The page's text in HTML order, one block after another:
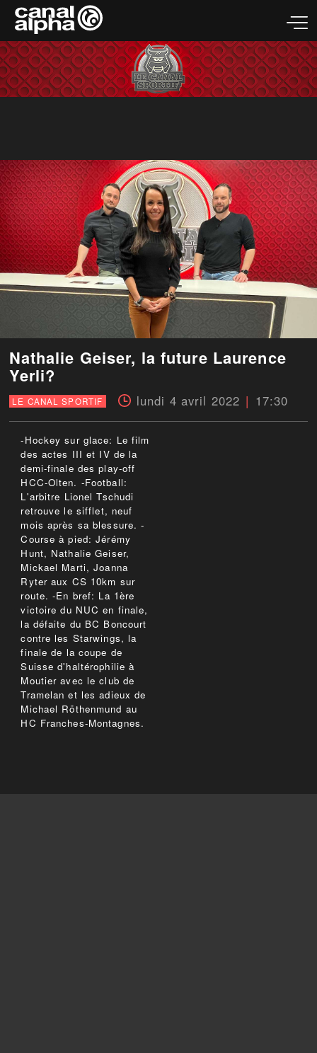
Nathalie Geiser, la future Laurence
Yerli?
LE CANAL SPORTIF lundi 4 avril 2022 17:30
-Hockey sur glace: Le film
des actes III et IV de la
demi-finale des play-off
HCC-Olten. -Football:
L'arbitre Lionel Tschudi
retrouve le sifflet, neuf
mois après sa blessure. -
Course à pied: Jérémy
Hunt, Nathalie Geiser,
Mickael Marti, Joanna
Ryter aux CS 10km sur
route. -En bref: La 1ère
victoire du NUC en finale,
la défaite du BC Boncourt
contre les Starwings, la
finale de la coupe de
Suisse d'haltérophilie à
Moutier avec le club de
Tramelan et les adieux de
Michael Röthenmund au
HC Franches-Montagnes.